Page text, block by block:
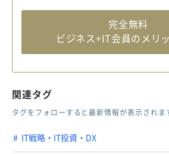
完全無料
ビジネス+IT会員のメリ
関連タグ
タグをフォローすると最新情報が表示されま
IT戦略・IT投資・DX